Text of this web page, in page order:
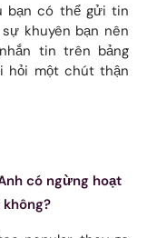
bạn có thể gửi tin
khuyên bạn nên
tin trên bảng
hỏi một chút thận
có ngừng hoạt